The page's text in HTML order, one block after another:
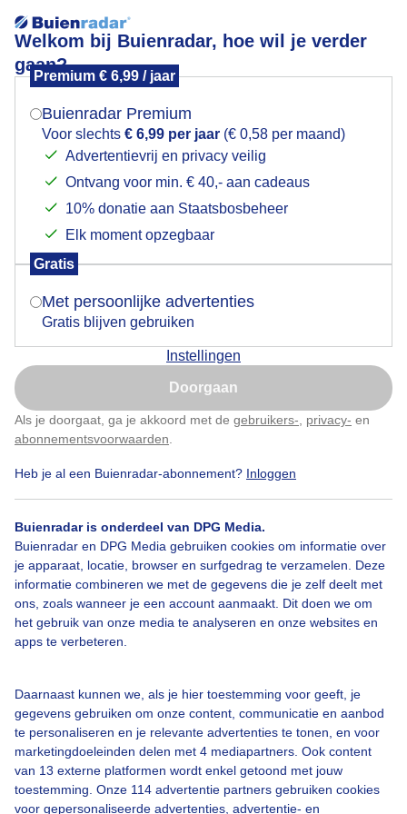
Welkom bij Buienradar, hoe wil je verder
gaan?
Premium € 6,99 / jaar
Buienradar Premium
Voor slechts € 6,99 per jaar (€ 0,58 per maand)
Advertentievrij en privacy veilig
Ontvang voor min. € 40,- aan cadeaus
10% donatie aan Staatsbosbeheer
Elk moment opzegbaar
Gratis
Met persoonlijke advertenties
Gratis blijven gebruiken
Instellingen
Doorgaan
Als je doorgaat, ga je akkoord met de gebruikers- privacy- en
abonnementsvoorwaarden
Heb je al een Buienradar-abonnement? Inloggen
Buienradar is onderdeel van DPG Media.
Buienradar en DPG Media gebruiken cookies om informatie over
je apparaat, locatie, browser en surfgedrag te verzamelen. Deze
informatie combineren we met de gegevens die je zelf deelt met
ons, zoals wanneer je een account aanmaakt. Dit doen we om
het gebruik van onze media te analyseren en onze websites en
apps te verbeteren.
Daarnaast kunnen we, als je hier toestemming voor geeft, je
gegevens gebruiken om onze content, communicatie en aanbod
te personaliseren en je relevante advertenties te tonen, en voor
marketingdoeleinden delen met 4 mediapartners. Ook content
van 13 externe platformen wordt enkel getoond met jouw
toestemming. Onze 114 advertentie partners gebruiken cookies
voor gepersonaliseerde advertenties, advertentie- en
zonnigschaatsweer
Populaire categorieën
Lente
Zomer
Over Buienradar
Bedrijfsgegevens
Veelgestelde vragen
Contact
Gebruikersvoorwaarden
Adverteren
Buienradar Team
Privacy beleid
Mogen we je locatie gebruiken voor het
Indien je hier nog geen akkoord op hebt gegeven,
verschijnt er zo een pop-up uit je browser waarin
Is goed, toon de popup
Nu niet, misschien later
Klik hierom dit aan te passen